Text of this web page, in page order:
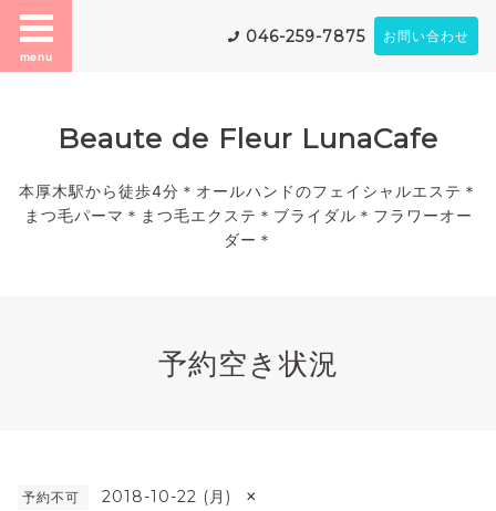
menu
046-259-7875 お問い合わせ
Beaute de Fleur LunaCafe
本厚木駅から徒歩4分＊オールハンドのフェイシャルエステ＊
まつ毛パーマ＊まつ毛エクステ＊ブライダル＊フラワーオー
ダー＊
予約空き状況
予約不可 2018-10-22 (月) ×